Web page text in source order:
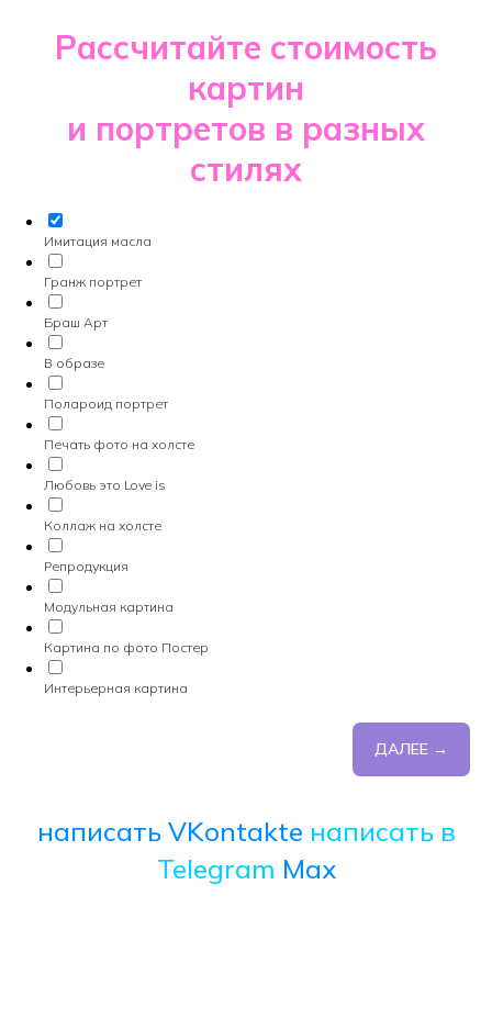
Рассчитайте стоимость
картин
и портретов в разных
стилях
Имитация масла
Гранж портрет
Браш Арт
В образе
Полароид портрет
Печать фото на холсте
Любовь это Love is
Коллаж на холсте
Репродукция
Модульная картина
Картина по фото Постер
Интерьерная картина
ДАЛЕЕ →
написать VKontakte написать в
Telegram Max